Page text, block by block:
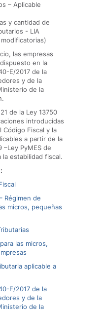
– Aplicable
y cantidad de
- LIA
las empresas
en la
E/2017 de la
y de la
de la
de la Ley 13750
introducidas
Código Fiscal y la
a partir de la
–Ley PyMES de
la estabilidad fiscal.
Régimen de
micros, pequeñas
las micros,
aplicable a
E/2017 de la
y de la
de la